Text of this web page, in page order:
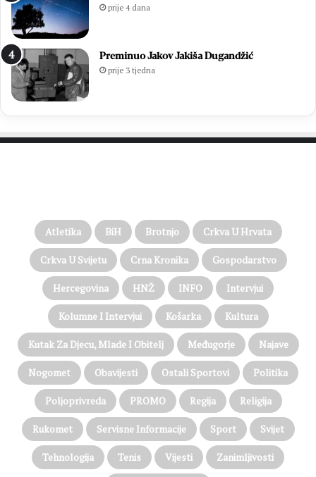
prije 4 dana
Preminuo Jakov Jakiša Dugandžić
prije 3 tjedna
Atletika BiH Brotnjo Crkva U Hrvata
Crkva U Svijetu Crna Kronika Gospodarstvo
Hercegovina HNŽ INFO Intervjui
Kolumne I Intervjui Košarka Kultura
Kutak Za Djecu, Mlade I Obitelj Međugorje Najave
Nogomet Obavijesti Ostali Sportovi Politika
Poljoprivreda PROMO Regija Religija
Rukomet Servisne Informacije Sport Svijet
Tehnologija Tenis Vijesti Zanimljivosti